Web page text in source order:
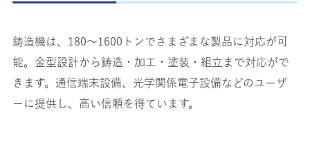
鋳造機は、180〜1600トンでさまざまな製品に対応が可
能。金型設計から鋳造・加工・塗装・組立まで対応がで
きます。通信端末設備、光学関係電子設備などのユーザ
ーに提供し、高い信頼を得ています。